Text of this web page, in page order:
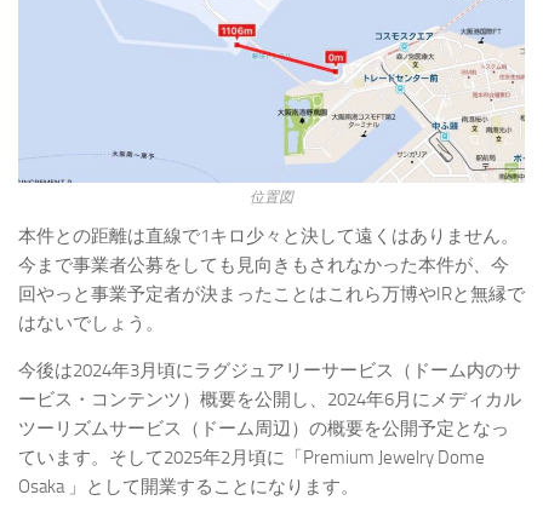
位置図
本件との距離は直線で1キロ少々と決して遠くはありません。
今まで事業者公募をしても見向きもされなかった本件が、今
回やっと事業予定者が決まったことはこれら万博やIRと無縁で
はないでしょう。
今後は2024年3月頃にラグジュアリーサービス（ドーム内のサ
ービス・コンテンツ）概要を公開し、2024年6月にメディカル
ツーリズムサービス（ドーム周辺）の概要を公開予定となっ
ています。そして2025年2月頃に「Premium Jewelry Dome
Osaka 」として開業することになります。